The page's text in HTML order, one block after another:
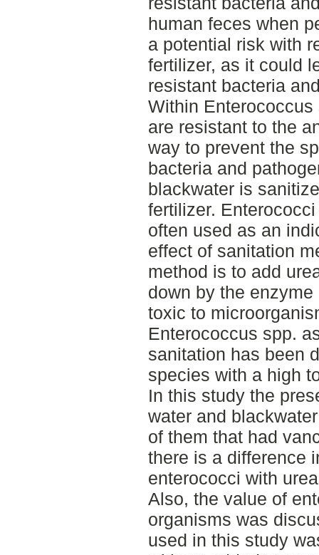
human feces when
a potential risk with
fertilizer, as it could
resistant bacteria
Within
are resistant to the
way to prevent the
bacteria and
blackwater is
fertilizer.
often used as an
effect of sanitation
method is to add
down by the
toxic to
Enterococcus spp.
sanitation has been
species with a high
In this study the
water and
of them that had
there is a difference
enterococci with
Also, the value of
organisms was
used in this study